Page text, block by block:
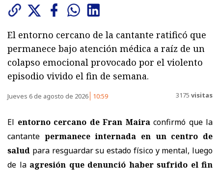
El entorno cercano de la cantante ratificó que
permanece bajo atención médica a raíz de un
colapso emocional provocado por el violento
episodio vivido el fin de semana.
Jueves 6 de agosto de 2026 10:59 3175 visitas
El entorno cercano de Fran Mairaconfirmó que la
cantante permanece internada en un centro de
salud para resguardar su estado físico y mental, luego
de la agresión que denunció haber sufrido el fin